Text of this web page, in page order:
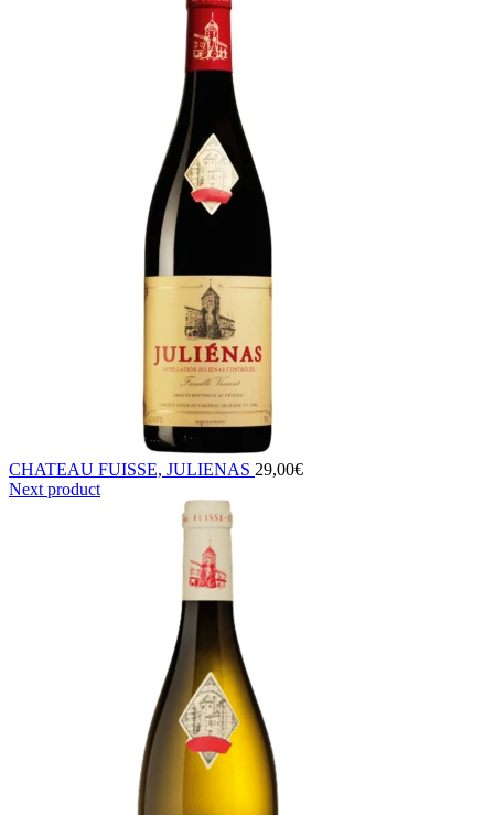
CHATEAU FUISSE, JULIENAS 29,00€
Next product